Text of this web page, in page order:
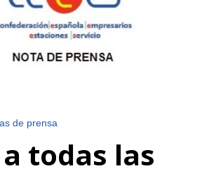
de prensa
a todas las